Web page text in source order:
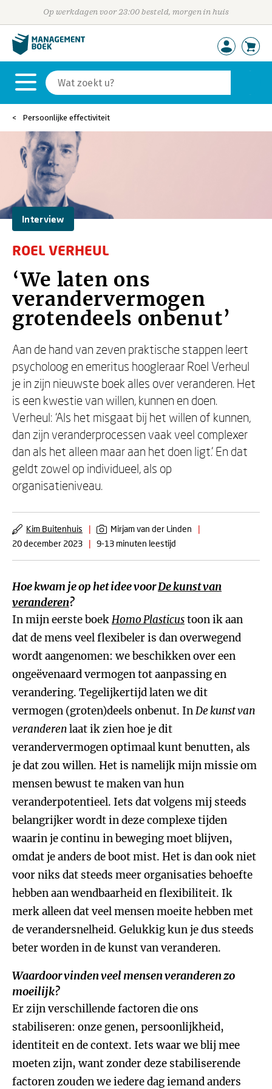
Op werkdagen voor 23:00 besteld, morgen in huis
Persoonlijke effectiviteit
Interview
ROEL VERHEUL
‘We laten ons
verandervermogen
grotendeels onbenut’
Aan de hand van zeven praktische stappen leert
psycholoog en emeritus hoogleraar Roel Verheul
je in zijn nieuwste boek alles over veranderen. Het
is een kwestie van willen, kunnen en doen.
Verheul: ‘Als het misgaat bij het willen of kunnen,
dan zijn veranderprocessen vaak veel complexer
dan als het alleen maar aan het doen ligt.’ En dat
geldt zowel op individueel, als op
organisatieniveau.
Kim Buitenhuis | Mirjam van der Linden
|
20 december 2023
| 9-13 minuten leestijd
Hoe kwam je op het idee voorDe kunst van
veranderen?
In mijn eerste boekHomo Plasticustoon ik aan
dat de mens veel flexibeler is dan overwegend
wordt aangenomen: we beschikken over een
ongeëvenaard vermogen tot aanpassing en
verandering. Tegelijkertijd laten we dit
vermogen (groten)deels onbenut. InDe kunst van
veranderenlaat ik zien hoe je dit
verandervermogen optimaal kunt benutten, als
je dat zou willen. Het is namelijk mijn missie om
mensen bewust te maken van hun
veranderpotentieel. Iets dat volgens mij steeds
belangrijker wordt in deze complexe tijden
waarin je continu in beweging moet blijven,
omdat je anders de boot mist. Het is dan ook niet
voor niks dat steeds meer organisaties behoefte
hebben aan wendbaarheid en flexibiliteit. Ik
merk alleen dat veel mensen moeite hebben met
de verandersnelheid. Gelukkig kun je dus steeds
beter worden in de kunst van veranderen.
Waardoor vinden veel mensen veranderen zo
moeilijk?
Er zijn verschillende factoren die ons
stabiliseren: onze genen, persoonlijkheid,
identiteit en de context. Iets waar we blij mee
moeten zijn, want zonder deze stabiliserende
factoren zouden we iedere dag iemand anders